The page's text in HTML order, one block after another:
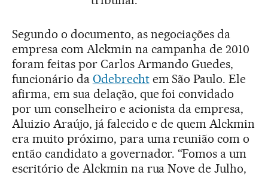
Segundo o documento, as negociações da
empresa com Alckmin na campanha de 2010
foram feitas por Carlos Armando Guedes,
funcionário da Odebrechtem São Paulo. Ele
afirma, em sua delação, que foi convidado
por um conselheiro e acionista da empresa,
Aluizio Araújo, já falecido e de quem Alckmin
era muito próximo, para uma reunião com o
então candidato a governador. “Fomos a um
escritório de Alckmin na rua Nove de Julho,